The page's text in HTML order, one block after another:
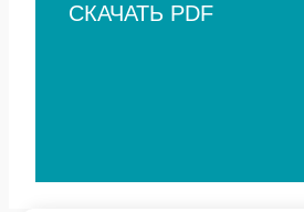
СКАЧАТЬ PDF